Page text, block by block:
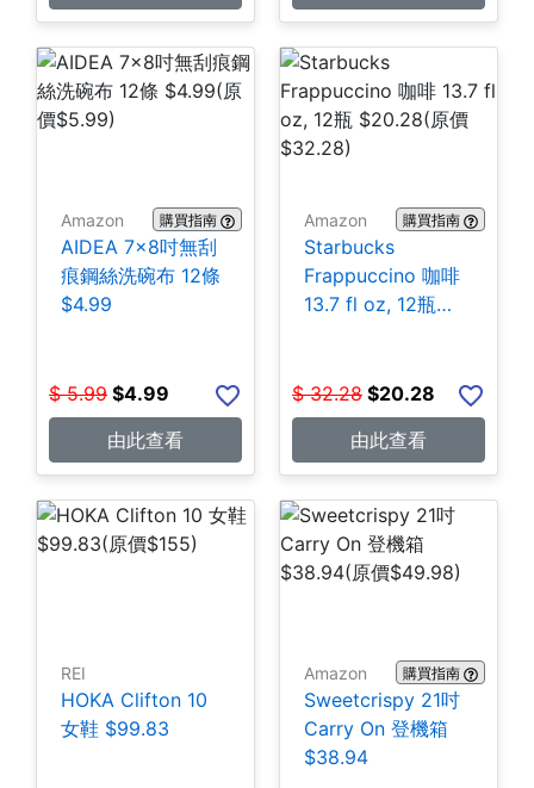
Amazon 購買指南
AIDEA 7×8吋無刮
痕鋼絲洗碗布 12條
$4.99
$ 5.99 $4.99
由此查看
Amazon 購買指南
Starbucks
Frappuccino 咖啡
13.7 fl oz, 12瓶
$ 32.28 $20.28
由此查看
REI
HOKA Clifton 10
女鞋 $99.83
Amazon 購買指南
Sweetcrispy 21吋
Carry On 登機箱
$38.94